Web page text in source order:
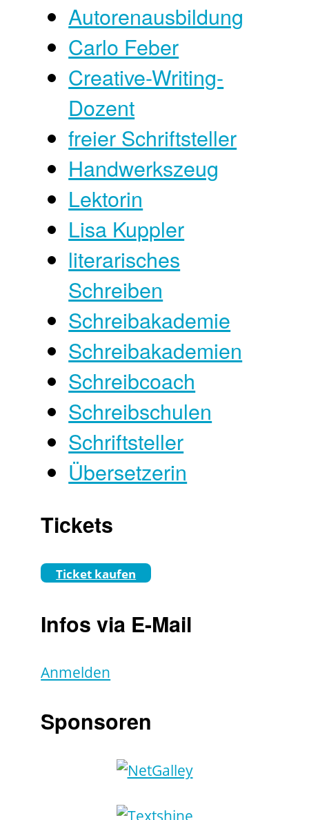
Autorenausbildung
Carlo Feber
Creative-Writing-
Dozent
freier Schriftsteller
Handwerkszeug
Lektorin
Lisa Kuppler
literarisches
Schreiben
Schreibakademie
Schreibakademien
Schreibcoach
Schreibschulen
Schriftsteller
Übersetzerin
Tickets
Ticket kaufen
Infos via E-Mail
Anmelden
Sponsoren